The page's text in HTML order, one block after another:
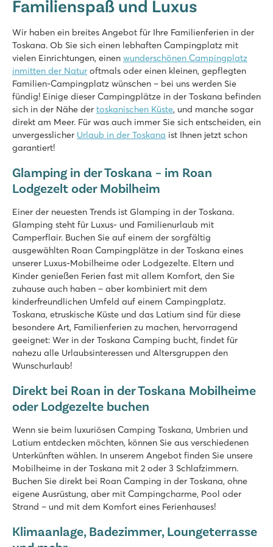
★ ★ ★
3 große Lagunenbecken mit breiter Rutsche
Strand in Gehweite
Besuchen Sie das quirlige San Vincenzo
hu Norcenni Girasole village
hu Norcenni Girasole village
Italien - Mittel- und Süditalien - Toskana - Figline Valdarno
★ ★ ★
2 große Poolbereiche mit Lagunen-Becken
Besuchen Sie die Städte Siena, Pisa und Lucca
hu Montescudaio village
hu Montescudaio village
Italien - Mittel- und Süditalien - Toskana - Montescudaio
★ ★ ★
Neues Lagunenbecken und eine 80 m lange Rutsche
Mobilheime in schönen, schattigen Straßen
Besuchen Sie die weißen Strände von Vada
Le Capanne
Le Capanne
Italien - Mittel- und Süditalien - Toskana - Bibbona
★ ★
Großer Poolbereich mit grüner Liegewiese
Mobilheime auf herrlich schattigen Plätzen
Del Forte
Del Forte
Italien - Mittel- und Süditalien - Toskana - Marina Di Bibbona
★ ★
Lustiges Unterhaltungsprogramm für Kinder
500 Meter vom Strand entfernt
Familienspaß und Luxus
Wir haben ein breites Angebot für Ihre Familienferien in der
Toskana. Ob Sie sich einen lebhaften Campingplatz mit
vielen Einrichtungen, einen wunderschönen Campingplatz
inmitten der Natur oftmals oder einen kleinen, gepflegten
Familien-Campingplatz wünschen – bei uns werden Sie
fündig! Einige dieser Campingplätze in der Toskana befinden
sich in der Nähe der toskanischen Küste, und manche sogar
direkt am Meer. Für was auch immer Sie sich entscheiden, ein
unvergesslicher Urlaub in der Toskana ist Ihnen jetzt schon
garantiert!
Glamping in der Toskana – im Roan
Lodgezelt oder Mobilheim
Einer der neuesten Trends ist Glamping in der Toskana.
Glamping steht für Luxus- und Familienurlaub mit
Camperflair. Buchen Sie auf einem der sorgfältig
ausgewählten Roan Campingplätze in der Toskana eines
unserer Luxus-Mobilheime oder Lodgezelte. Eltern und
Kinder genießen Ferien fast mit allem Komfort, den Sie
zuhause auch haben – aber kombiniert mit dem
kinderfreundlichen Umfeld auf einem Campingplatz.
Toskana, etruskische Küste und das Latium sind für diese
besondere Art, Familienferien zu machen, hervorragend
geeignet: Wer in der Toskana Camping bucht, findet für
nahezu alle Urlaubsinteressen und Altersgruppen den
Wunschurlaub!
Direkt bei Roan in der Toskana Mobilheime
oder Lodgezelte buchen
Wenn sie beim luxuriösen Camping Toskana, Umbrien und
Latium entdecken möchten, können Sie aus verschiedenen
Unterkünften wählen. In unserem Angebot finden Sie unsere
Mobilheime in der Toskana mit 2 oder 3 Schlafzimmern.
Buchen Sie direkt bei Roan Camping in der Toskana, ohne
eigene Ausrüstung, aber mit Campingcharme, Pool oder
Strand – und mit dem Komfort eines Ferienhauses!
Klimaanlage, Badezimmer, Loungeterrasse